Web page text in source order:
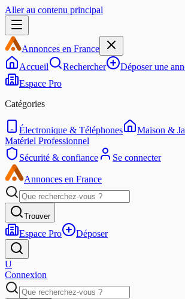
Aller au contenu principal
Annonces en France
Accueil
Rechercher
Déposer une
Espace Pro
Catégories
Électronique & Téléphones Maison &
Matériel Professionnel
Sécurité & confiance
Se connecter
Annonces en France
Trouver
Espace Pro Déposer
U
Connexion